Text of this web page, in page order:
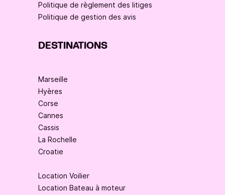
Politique de règlement des litiges
Politique de gestion des avis
DESTINATIONS
Marseille
Hyères
Corse
Cannes
Cassis
La Rochelle
Croatie
Location Voilier
Location Bateau à moteur